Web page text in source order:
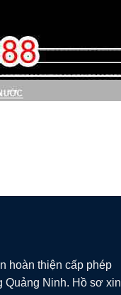
hoàn thiện cấp phép
Quảng Ninh. Hồ sơ xin